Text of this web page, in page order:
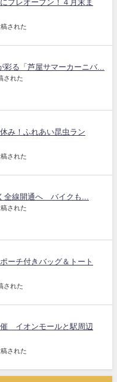
プレオープン！４月末ま
された
る「芦屋サマーカーニバ...
された
み！ふれあい昆虫ラン
された
全線開通へ バイクも...
された
ーチ付きバッグ＆トート
された
イオンモールと駅周辺
された